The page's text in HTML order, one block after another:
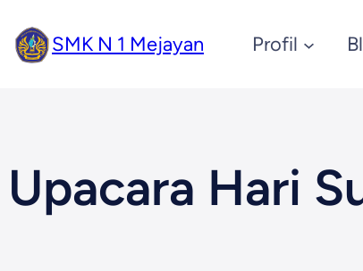
to
SMK N 1 Mejayan Profil
Upacara Hari